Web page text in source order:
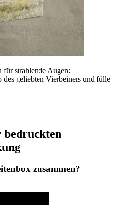
für strahlende Augen:
geliebten Vierbeiners und fülle
bedruckten
zusammen?